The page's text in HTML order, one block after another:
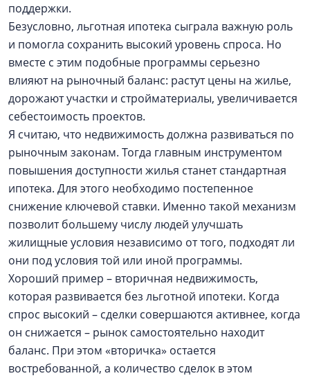
поддержки.
Безусловно, льготная ипотека сыграла важную роль
и помогла сохранить высокий уровень спроса. Но
вместе с этим подобные программы серьезно
влияют на рыночный баланс: растут цены на жилье,
дорожают участки и стройматериалы, увеличивается
себестоимость проектов.
Я считаю, что недвижимость должна развиваться по
рыночным законам. Тогда главным инструментом
повышения доступности жилья станет стандартная
ипотека. Для этого необходимо постепенное
снижение ключевой ставки. Именно такой механизм
позволит большему числу людей улучшать
жилищные условия независимо от того, подходят ли
они под условия той или иной программы.
Хороший пример – вторичная недвижимость,
которая развивается без льготной ипотеки. Когда
спрос высокий – сделки совершаются активнее, когда
он снижается – рынок самостоятельно находит
баланс. При этом «вторичка» остается
востребованной, а количество сделок в этом